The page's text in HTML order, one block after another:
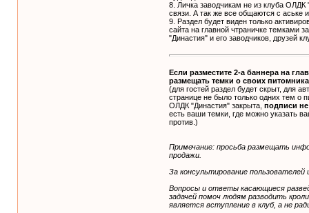
8. Личка заводчикам не из клуба ОЛДК
связи. А так же все общаются с аське
9. Раздел будет виден только
сайта на главной чтраничке темками
"Династия" и его заводчиков, друзей
Если разместите 2-а баннера на
размещать темки о своих
(для гостей раздел будет скрыт, для
странице не было только одних тем о
ОЛДК "Династия" закрыта, подписи
есть ваши темки, где можно указать
против.)
Примечание: просьба размещать
продажи.
За консультирование
Вопросы и ответы касающиеся
задачей помоч людям разводить
является вступление в клуб, а не